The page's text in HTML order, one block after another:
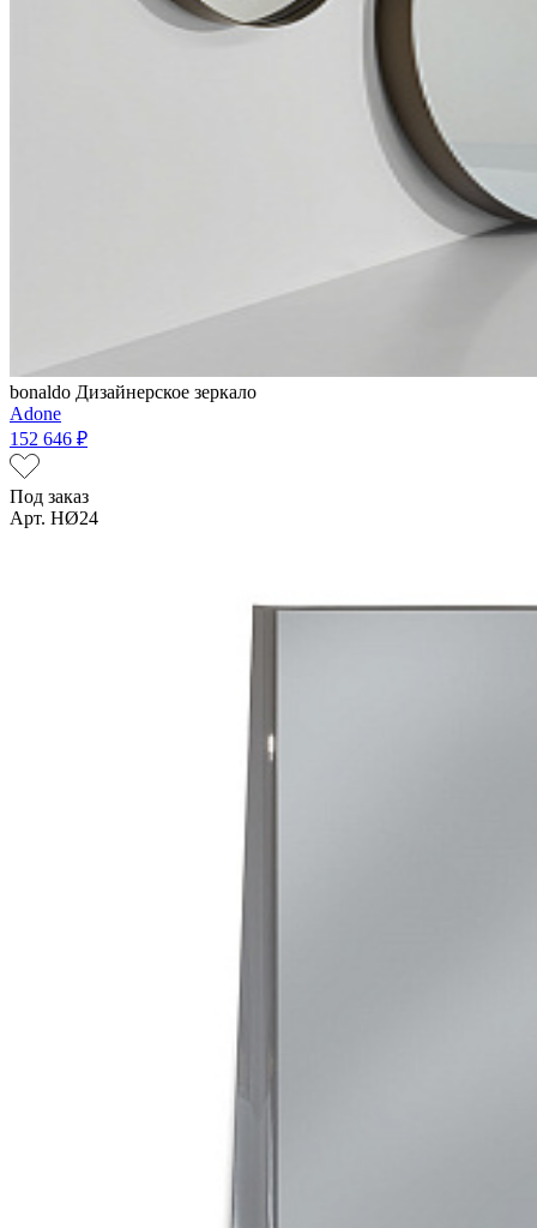
bonaldo Дизайнерское зеркало
Adone
152 646 ₽
Под заказ
Арт. HØ24